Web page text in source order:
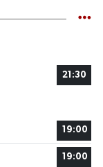
21:30
19:00
19:00